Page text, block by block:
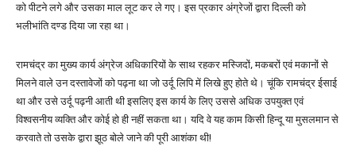
को पीटने लगे और उसका माल लूट कर ले गए। इस प्रकार अंग्रेजों द्वारा दिल्ली को
भलीभांति दण्ड दिया जा रहा था।
रामचंद्र का मुख्य कार्य अंग्रेज अधिकारियों के साथ रहकर मस्जिदों, मकबरों एवं मकानों से
मिलने वाले उन दस्तावेजों को पढ़ना था जो उर्दू लिपि में लिखे हुए होते थे। चूंकि रामचंद्र ईसाई
था और उसे उर्दू पढ़नी आती थी इसलिए इस कार्य के लिए उससे अधिक उपयुक्त एवं
विश्वसनीय व्यक्ति और कोई हो ही नहीं सकता था। यदि वे यह काम किसी हिन्दू या मुसलमान से
करवाते तो उसके द्वारा झूठ बोले जाने की पूरी आशंका थी!